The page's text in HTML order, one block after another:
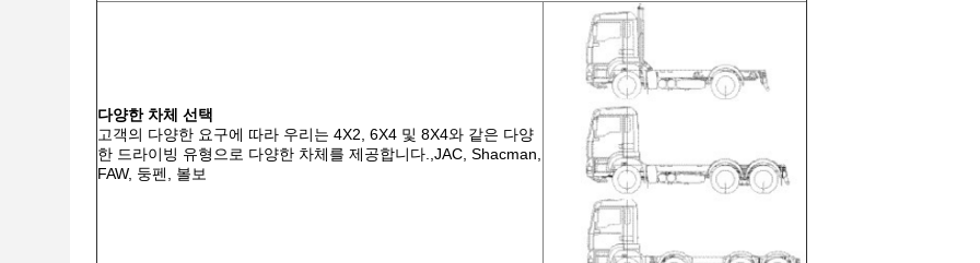
다양한 차체 선택
고객의 다양한 요구에 따라 우리는 4X2, 6X4 및 8X4와 같은 다양
한 드라이빙 유형으로 다양한 차체를 제공합니다.,JAC, Shacman,
FAW, 둥펜, 볼보